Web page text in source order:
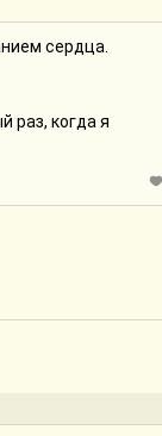
сердца.
раз, когда я